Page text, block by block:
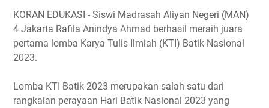
KORAN EDUKASI - Siswi Madrasah Aliyan Negeri (MAN)
4 Jakarta Rafila Anindya Ahmad berhasil meraih juara
pertama lomba Karya Tulis Ilmiah (KTI) Batik Nasional
2023.
Lomba KTI Batik 2023 merupakan salah satu dari
rangkaian perayaan Hari Batik Nasional 2023 yang